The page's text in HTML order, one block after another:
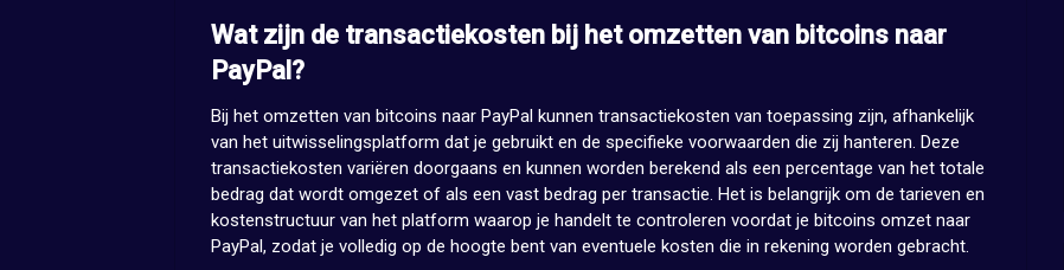
Wat zijn de transactiekosten bij het omzetten van bitcoins naar
PayPal?
Bij het omzetten van bitcoins naar PayPal kunnen transactiekosten van toepassing zijn, afhankelijk
van het uitwisselingsplatform dat je gebruikt en de specifieke voorwaarden die zij hanteren. Deze
transactiekosten variëren doorgaans en kunnen worden berekend als een percentage van het totale
bedrag dat wordt omgezet of als een vast bedrag per transactie. Het is belangrijk om de tarieven en
kostenstructuur van het platform waarop je handelt te controleren voordat je bitcoins omzet naar
PayPal, zodat je volledig op de hoogte bent van eventuele kosten die in rekening worden gebracht.